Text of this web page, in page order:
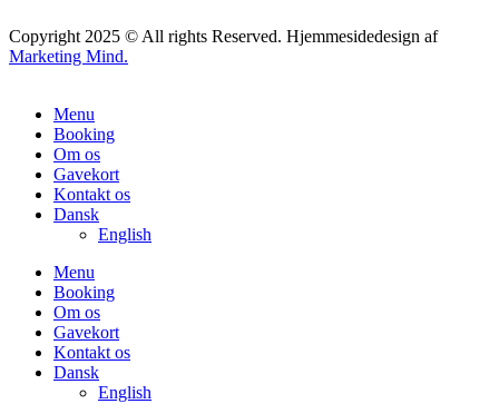
Copyright 2025 © All rights Reserved. Hjemmesidedesign af
Marketing Mind.
Menu
Booking
Om os
Gavekort
Kontakt os
Dansk
English
Menu
Booking
Om os
Gavekort
Kontakt os
Dansk
English